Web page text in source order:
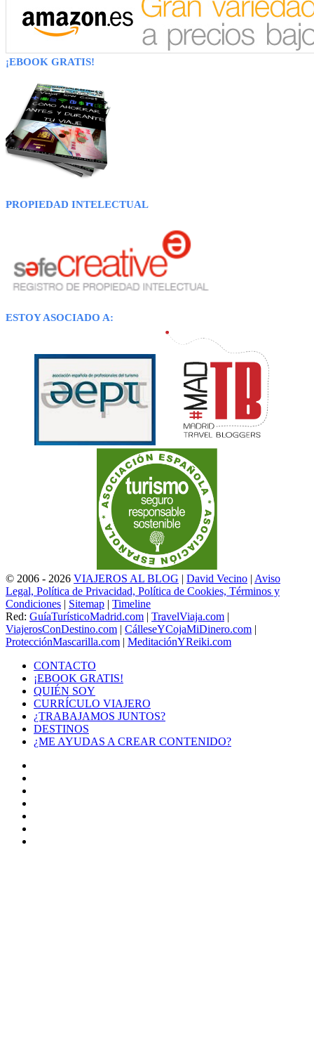
¡EBOOK GRATIS!
PROPIEDAD INTELECTUAL
ESTOY ASOCIADO A:
© 2006 - 2026 VIAJEROS AL BLOG | David Vecino | Aviso
Legal, Política de Privacidad, Política de Cookies, Términos y
Condiciones | Sitemap | Timeline
Red: GuíaTurísticoMadrid.com | TravelViaja.com |
ViajerosConDestino.com | CálleseYCojaMiDinero.com |
ProtecciónMascarilla.com | MeditaciónYReiki.com
CONTACTO
¡EBOOK GRATIS!
QUIÉN SOY
CURRÍCULO VIAJERO
¿TRABAJAMOS JUNTOS?
DESTINOS
¿ME AYUDAS A CREAR CONTENIDO?